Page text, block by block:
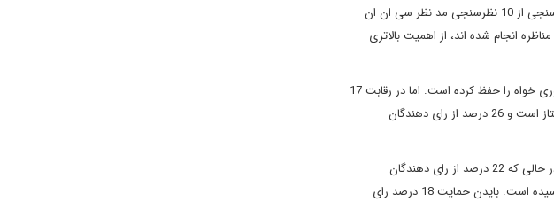
میانگین نظرسنجی هایی که حد فاصل 16 جولای و 10 سپتامبر انجام شده، استفاده خواهد کرد. اما تاکنون، تنها سه نظرسنجی از 10 نظرسنجی مد نظر سی ان ان
انجام شده اند، از اهمیت بالاتری
ترامپ همچنان برتری اش میان جنبش تی پارتی، سفیدپوستان، اوانجلیست ها و طیف های مختلف ایدئولوژیک جمهوری خواه را حفظ کرده است. اما در رقابت 17
نفره جمهوری خواهان، وقتی صحبت از کسانی می شود که حاضر به رای دادن به یک کاندیدا نیستند، ترامپ باز هم پیشتاز است و 26 درصد از رای دهندگان
در جبهه دموکرات ها، برتری کلینتون در حال کم شدن است. یک اکثریت 45 درصدی می گویند به وی رای خواهند داد، در حالی که 22 درصد از رای دهندگان
دموکرات به برنی سندرز رای می دهند. این درحالی است که فاصله آنها در نظرسنجی های ملی به پایین ترین حد خود رسیده است. بایدن حمایت 18 درصد رای